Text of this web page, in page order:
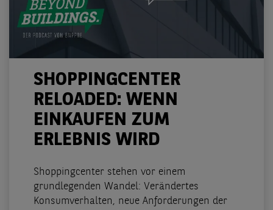
SHOPPINGCENTER
RELOADED: WENN
EINKAUFEN ZUM
ERLEBNIS WIRD
Shoppingcenter stehen vor einem
grundlegenden Wandel: Verändertes
Konsumverhalten, neue Anforderungen der